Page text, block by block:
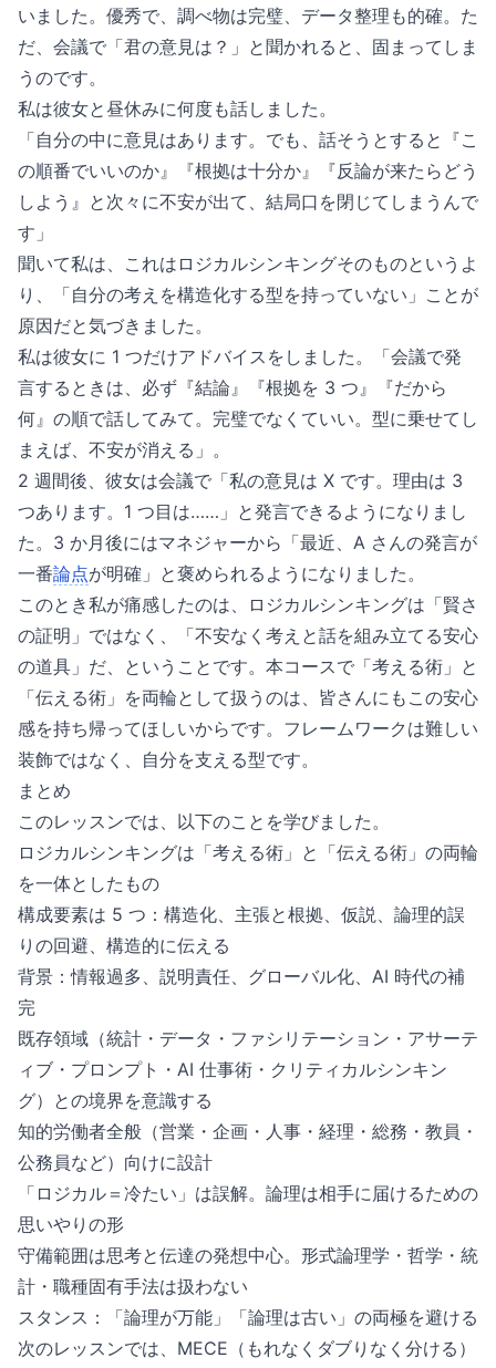
いました。優秀で、調べ物は完璧、データ整理も的確。た
だ、会議で「君の意見は？」と聞かれると、固まってしま
うのです。
私は彼女と昼休みに何度も話しました。
「自分の中に意見はあります。でも、話そうとすると『こ
の順番でいいのか』『根拠は十分か』『反論が来たらどう
しよう』と次々に不安が出て、結局口を閉じてしまうんで
す」
聞いて私は、これはロジカルシンキングそのものというよ
り、「自分の考えを構造化する型を持っていない」ことが
原因だと気づきました。
私は彼女に 1 つだけアドバイスをしました。「会議で発
言するときは、必ず『結論』『根拠を 3 つ』『だから
何』の順で話してみて。完璧でなくていい。型に乗せてし
まえば、不安が消える」。
2 週間後、彼女は会議で「私の意見は X です。理由は 3
つあります。1 つ目は……」と発言できるようになりまし
た。3 か月後にはマネジャーから「最近、A さんの発言が
一番論点が明確」と褒められるようになりました。
このとき私が痛感したのは、ロジカルシンキングは「賢さ
の証明」ではなく、「不安なく考えと話を組み立てる安心
の道具」だ、ということです。本コースで「考える術」と
「伝える術」を両輪として扱うのは、皆さんにもこの安心
感を持ち帰ってほしいからです。フレームワークは難しい
装飾ではなく、自分を支える型です。
まとめ
このレッスンでは、以下のことを学びました。
ロジカルシンキングは「考える術」と「伝える術」の両輪
を一体としたもの
構成要素は 5 つ：構造化、主張と根拠、仮説、論理的誤
りの回避、構造的に伝える
背景：情報過多、説明責任、グローバル化、AI 時代の補
完
既存領域（統計・データ・ファシリテーション・アサーテ
ィブ・プロンプト・AI 仕事術・クリティカルシンキン
グ）との境界を意識する
知的労働者全般（営業・企画・人事・経理・総務・教員・
公務員など）向けに設計
「ロジカル＝冷たい」は誤解。論理は相手に届けるための
思いやりの形
守備範囲は思考と伝達の発想中心。形式論理学・哲学・統
計・職種固有手法は扱わない
スタンス：「論理が万能」「論理は古い」の両極を避ける
次のレッスンでは、MECE（もれなくダブりなく分ける）